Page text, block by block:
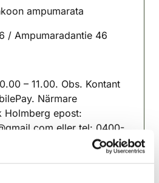
ampumarata
/ Ampumaradantie 46
– 11.00. Obs. Kontant
Närmare
Holmberg epost:
eller tel: 0400-
10.00 – 11.00. Huom.